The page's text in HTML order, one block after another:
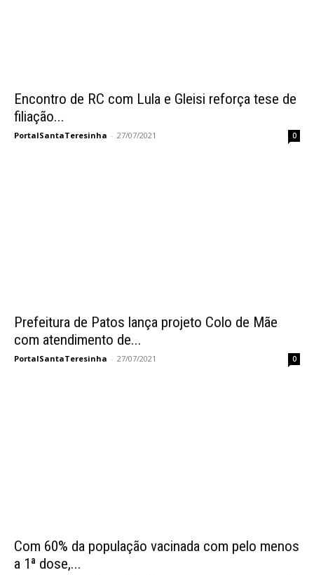
Encontro de RC com Lula e Gleisi reforça tese de
filiação...
PortalSantaTeresinha - 27/07/2021 0
Prefeitura de Patos lança projeto Colo de Mãe
com atendimento de...
PortalSantaTeresinha - 27/07/2021 0
Com 60% da população vacinada com pelo menos
a 1ª dose,...